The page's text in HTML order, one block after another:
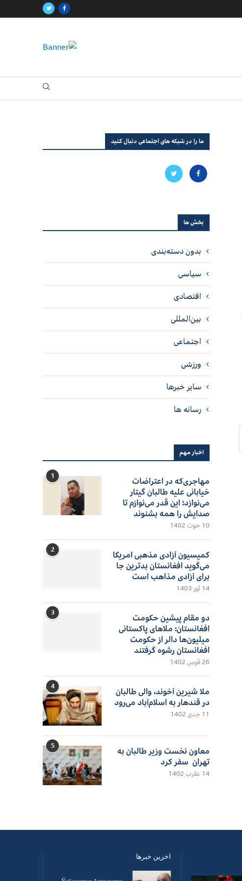
ما را در شبکه های اجتماعی دنبال کنید
بخش ها
بدون دسته‌بندی
سیاسی
اقتصادی
بین‌المللی
اجتماعی
ورزشی
سایر خبرها
رسانه ها
اخبار مهم
1
مهاجری‌که در اعتراضات
خیابانی علیه طالبان گیتار
می‌نوازد؛ این قدر می‌نوازم تا
صدایش را همه بشنوند
10 حوت 1402
2
کمیسیون آزادی مذهبی امریکا
می‌گوید افغانستان بدترین جا
برای آزادی مذاهب است
14 ثور 1403
3
دو مقام پیشین حکومت
افغانستان: ملاهای پاکستانی
میلیون‌ها دالر از حکومت
افغانستان رشوه گرفتند
26 قوس 1402
4
ملا شیرین آخوند، والی طالبان
در قندهار به اسلام‌آباد می‌رود
11 جدی 1402
5
معاون نخست وزیر طالبان به
تهران سفر کرد
14 عقرب 1402
اخرین خبرها